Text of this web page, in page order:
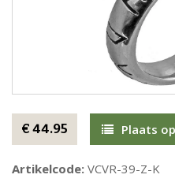
€ 44.95 Plaats
Artikelcode: VCVR-39-Z-K